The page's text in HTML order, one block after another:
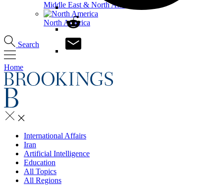
Middle East & North Africa
North America
Search
Home
International Affairs
Iran
Artificial Intelligence
Education
All Topics
All Regions